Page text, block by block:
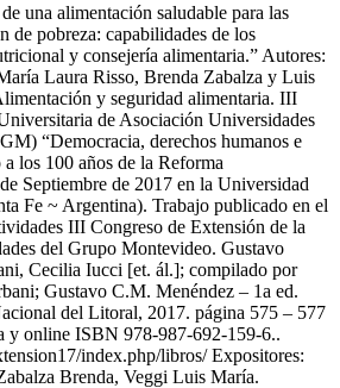
una alimentación saludable para las
de pobreza: capabilidades de los
y consejería alimentaria.” Autores:
Laura Risso, Brenda Zabalza y Luis
y seguridad alimentaria. III
de Asociación Universidades
“Democracia, derechos humanos e
los 100 años de la Reforma
Septiembre de 2017 en la Universidad
Fe ~ Argentina). Trabajo publicado en el
III Congreso de Extensión de la
del Grupo Montevideo. Gustavo
Cecilia Iucci [et. ál.]; compilado por
Gustavo C.M. Menéndez – 1a ed.
del Litoral, 2017. página 575 – 577
y online ISBN 978-987-692-159-6..
index.php/libros/ Expositores:
Brenda, Veggi Luis María.